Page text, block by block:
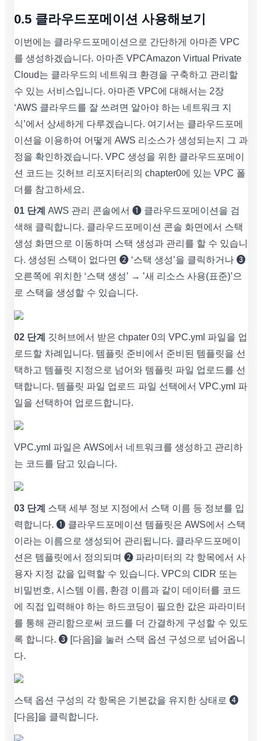
0.5 클라우드포메이션 사용해보기
이번에는 클라우드포메이션으로 간단하게 아마존 VPC
를 생성하겠습니다. 아마존 VPCAmazon Virtual Private
Cloud는 클라우드의 네트워크 환경을 구축하고 관리할
수 있는 서비스입니다. 아마존 VPC에 대해서는 2장
‘AWS 클라우드를 잘 쓰려면 알아야 하는 네트워크 지
식’에서 상세하게 다루겠습니다. 여기서는 클라우드포메
이션을 이용하여 어떻게 AWS 리소스가 생성되는지 그 과
정을 확인하겠습니다. VPC 생성을 위한 클라우드포메이
션 코드는 깃허브 리포지터리의 chapter0에 있는 VPC 폴
더를 참고하세요.
01 단계 AWS 관리 콘솔에서 ❶ 클라우드포메이션을 검
색해 클릭합니다. 클라우드포메이션 콘솔 화면에서 스택
생성 화면으로 이동하며 스택 생성과 관리를 할 수 있습니
다. 생성된 스택이 없다면 ❷ ‘스택 생성’을 클릭하거나 ❸
오른쪽에 위치한 ‘스택 생성’ → ’새 리소스 사용(표준)’으
로 스택을 생성할 수 있습니다.
02 단계
깃허브에서 받은 chpater 0의 VPC.yml 파일을 업
로드할 차례입니다. 템플릿 준비에서 준비된 템플릿을 선
택하고 템플릿 지정으로 넘어와 템플릿 파일 업로드를 선
택합니다. 템플릿 파일 업로드 파일 선택에서 VPC.yml 파
일을 선택하여 업로드합니다.
VPC.yml 파일은 AWS에서 네트워크를 생성하고 관리하
는 코드를 담고 있습니다.
03 단계
스택 세부 정보 지정에서 스택 이름 등 정보를 입
력합니다. ❶ 클라우드포메이션 템플릿은 AWS에서 스택
이라는 이름으로 생성되어 관리됩니다. 클라우드포메이
션은 템플릿에서 정의되며 ❷ 파라미터의 각 항목에서 사
용자 지정 값을 입력할 수 있습니다. VPC의 CIDR 또는
비밀번호, 시스템 이름, 환경 이름과 같이 데이터를 코드
에 직접 입력해야 하는 하드코딩이 필요한 값은 파라미터
를 통해 관리함으로써 코드를 더 간결하게 구성할 수 있도
록 합니다. ❸ [다음]을 눌러 스택 옵션 구성으로 넘어옵니
다.
스택 옵션 구성의 각 항목은 기본값을 유지한 상태로 ➍
[다음]을 클릭합니다.